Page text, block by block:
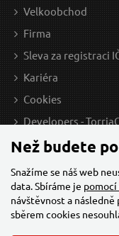
Velkoobchod
Firma
Sleva za registraci
Kariéra
Cookies
Developers -
Než budete
Snažíme se náš web
data. Sbíráme je
návštěvnost a následně
sběrem cookies